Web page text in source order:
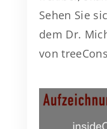
Sehen Sie
dem Dr.
von